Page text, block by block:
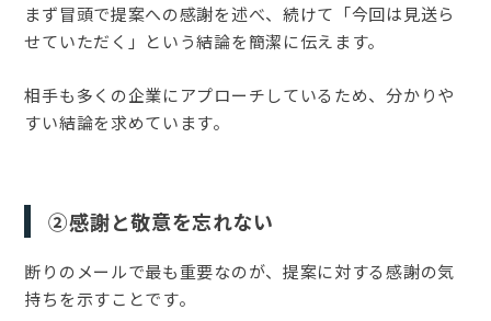
まず冒頭で提案への感謝を述べ、続けて「今回は見送ら
せていただく」という結論を簡潔に伝えます。
相手も多くの企業にアプローチしているため、分かりや
すい結論を求めています。
②感謝と敬意を忘れない
断りのメールで最も重要なのが、提案に対する感謝の気
持ちを示すことです。